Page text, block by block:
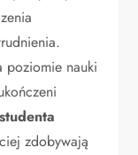
poziomie nauki
zdobywają